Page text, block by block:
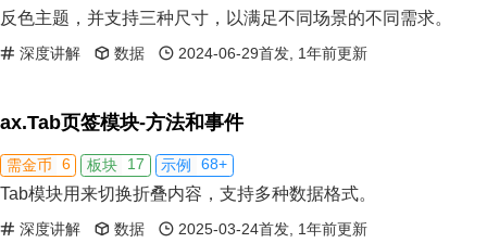
反色主题，并支持三种尺寸，以满足不同场景的不同需求。
深度讲解 数据 2024-06-29首发, 1年前更新
ax.Tab页签模块-方法和事件
需金币 6 板块 17 示例 68+
Tab模块用来切换折叠内容，支持多种数据格式。
深度讲解 数据 2025-03-24首发, 1年前更新